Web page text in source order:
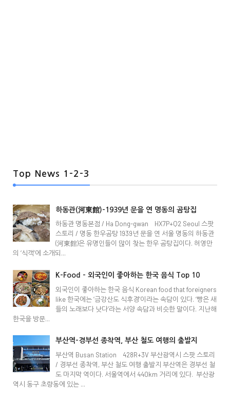
Top News 1-2-3
하동관(河東館)-1939년 문을 연 명동의 곰탕집
하동관 명동본점 / Ha Dong-gwan HX7P+Q2 Seoul 스팟
스토리 / 명동 한우곰탕 1939년 문을 연 서울 명동의 하동관
(河東館)은 유명인들이 많이 찾는 한우 곰탕집이다. 허영만
의 ‘식객’에 소개되...
K-Food - 외국인이 좋아하는 한국 음식 Top 10
외국인이 좋아하는 한국 음식 Korean food that foreigners
like 한국에는 ‘금강산도 식후경’이라는 속담이 있다. ‘빵은 새
들의 노래보다 낫다’라는 서양 속담과 비슷한 말이다. 지난해
한국을 방문...
부산역-경부선 종착역, 부산 철도 여행의 출발지
부산역 Busan Station 428R+3V 부산광역시 스팟 스토리
/ 경부선 종착역, 부산 철도 여행 출발지 부산역은 경부선 철
도 마지막 역이다. 서울역에서 440km 거리에 있다. 부산광
역시 동구 초량동에 있는 ...